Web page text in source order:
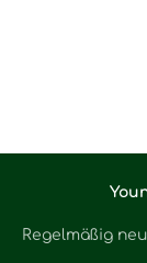
Regelmäßig